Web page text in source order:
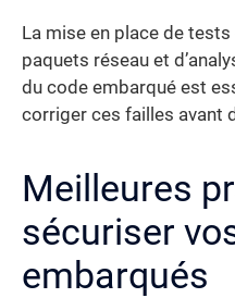
La mise en place de
paquets réseau et
du code embarqué est
corriger ces failles avant
Meilleures
sécuriser
embarqués